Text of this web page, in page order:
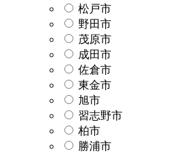
松戸市
野田市
茂原市
成田市
佐倉市
東金市
旭市
習志野市
柏市
勝浦市